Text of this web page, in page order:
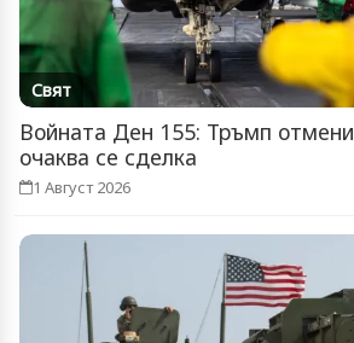
Свят
Войната Ден 155: Тръмп
очаква се сделка
1 Август 2026